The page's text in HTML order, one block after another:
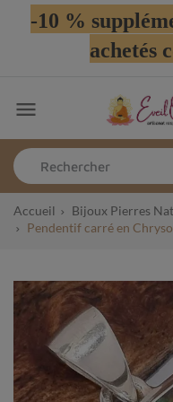
-10 %
achetés

Accueil Bijoux Pierres
Pendentif carré en